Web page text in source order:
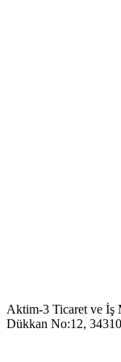
Aktim-3 Ticaret ve İş
Dükkan No:12,